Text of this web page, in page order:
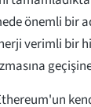
önemli bir
verimli bir